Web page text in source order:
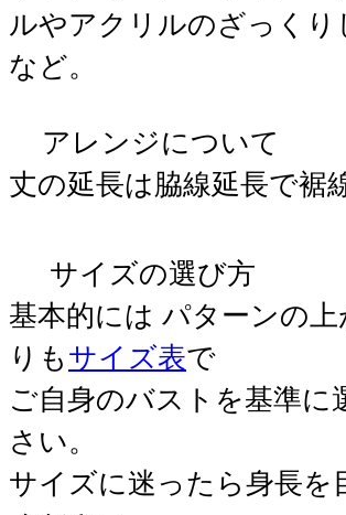
ルやアクリルのざっくり
など。
アレンジについて
丈の延長は脇線延長で裾
サイズの選び方
基本的には パターンの上
りも サイズ表で
ご自身のバストを基準に
さい。
サイズに迷ったら身長を